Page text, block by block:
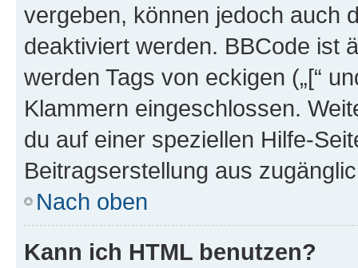
vergeben, können jedoch auch
deaktiviert werden. BBCode ist
werden Tags von eckigen („[“
Klammern eingeschlossen.
du auf einer speziellen Hilfe-
Beitragserstellung aus
Nach oben
Kann ich HTML benutzen?